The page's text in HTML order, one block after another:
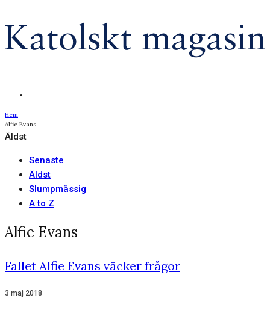
Hem
Alfie Evans
Äldst
Senaste
Äldst
Slumpmässig
A to Z
Alfie Evans
Fallet Alfie Evans väcker frågor
3 maj 2018